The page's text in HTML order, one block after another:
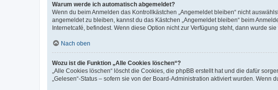
Warum werde ich automatisch abgemeldet?
Wenn du beim Anmelden das Kontrollkästchen „Angemeldet bleiben“ nicht
angemeldet zu bleiben, kannst du das Kästchen „Angemeldet bleiben“ beim
Internetcafé, befindest. Wenn diese Option nicht zur Verfügung steht, dann wurde
Nach oben
Wozu ist die Funktion „Alle Cookies löschen“?
„Alle Cookies löschen“ löscht die Cookies, die phpBB erstellt hat und die dafür
„Gelesen“-Status – sofern sie von der Board-Administration aktiviert wurden.